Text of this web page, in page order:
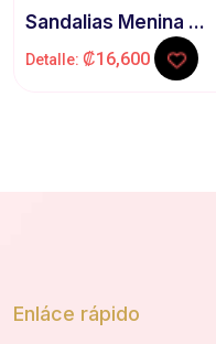
Sandalias Menina ...
Detalle: ₡16,600
Enláce rápido